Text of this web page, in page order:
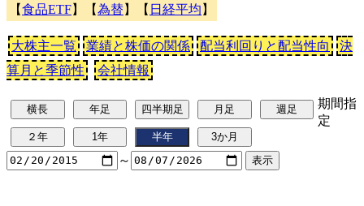
【食品ETF】【為替】【 日経平均 】
大株主一覧 業績と株価の関係 配当利回りと配当性向
決
算月と季節性
会社情報
期間指
定
～